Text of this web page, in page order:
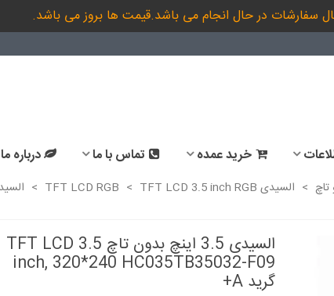
سفارشات در حال انجام می باشد.قیمت ها بروز می باشد.
خرید عمده تماس با ما درباره ما
> السیدی TFT LCD RGB > TFT LCD 3.5 inch RGB
>
السیدی 3.5 اینچ بدون تاچ TFT LCD 3.5
inch, 320*240 HC035TB35032-F09
گرید A+